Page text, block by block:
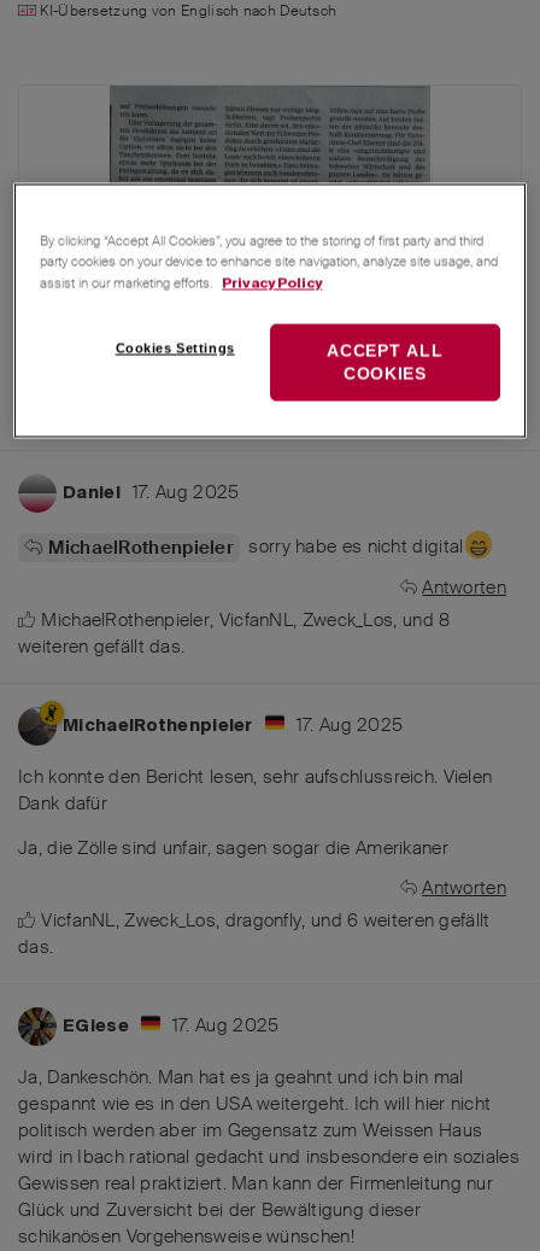
KI-Übersetzung von Englisch nach Deutsch
Antworten
Rockwell, und10
Daniel 17. Aug 2025
MichaelRothenpieler
sorry habe es nicht digital
Antworten
MichaelRothenpieler, VicfanNL, Zweck_Los, und8
weiteren gefällt das.
MichaelRothenpieler 17. Aug 2025
Ich konnte den Bericht lesen, sehr aufschlussreich. Vielen
Dank dafür
Ja, die Zölle sind unfair, sagen sogar die Amerikaner
Antworten
VicfanNL,Zweck_Los, dragonfly, und6 weiteren gefällt
das.
EGiese 17. Aug 2025
Ja, Dankeschön. Man hat es ja geahnt und ich bin mal
gespannt wie es in den USA weitergeht. Ich will hier nicht
politisch werden aber im Gegensatz zum Weissen Haus
wird in Ibach rational gedacht und insbesondere ein soziales
Gewissen real praktiziert. Man kann der Firmenleitung nur
Glück und Zuversicht bei der Bewältigung dieser
schikanösen Vorgehensweise wünschen!
By clicking “Accept All Cookies”, you agree to the storing of first party and third
party cookies on your device to enhance site navigation, analyze site usage, and
assist in our marketing efforts.
Privacy Policy
Cookies Settings
ACCEPT ALL
COOKIES